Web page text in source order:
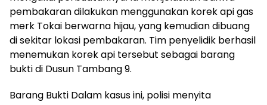
pembakaran dilakukan menggunakan korek api gas
merk Tokai berwarna hijau, yang kemudian dibuang
di sekitar lokasi pembakaran. Tim penyelidik berhasil
menemukan korek api tersebut sebagai barang
bukti di Dusun Tambang 9.
Barang Bukti Dalam kasus ini, polisi menyita